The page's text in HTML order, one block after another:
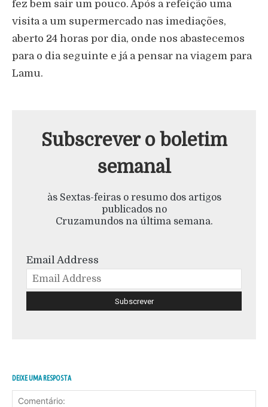
fez bem sair um pouco. Após a refeição uma
visita a um supermercado nas imediações,
aberto 24 horas por dia, onde nos abastecemos
para o dia seguinte e já a pensar na viagem para
Lamu.
Subscrever o boletim
semanal
às Sextas-feiras o resumo dos artigos
publicados no
Cruzamundos na última semana.
Email Address
DEIXE UMA RESPOSTA